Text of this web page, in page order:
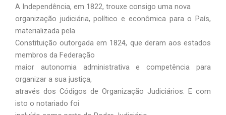
A Independência, em 1822, trouxe consigo uma nova
organização judiciária, político e econômica para o País,
materializada pela
Constituição outorgada em 1824, que deram aos estados
membros da Federação
maior autonomia administrativa e competência para
organizar a sua justiça,
através dos Códigos de Organização Judiciários. E com
isto o notariado foi